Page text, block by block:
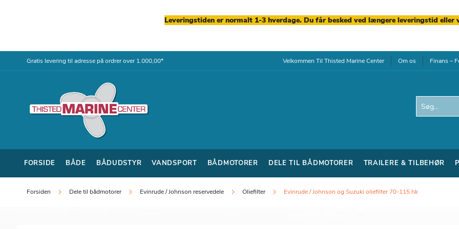
Leveringstiden er normalt 1-3 hverdage. Du får besked ved længere leveringstid eller
Gratis levering til adresse på ordrer over 1.000,00*Skip
Velkommen Til Thisted Marine Center Om os Finans –
Search
FORSIDE BÅDE BÅDUDSTYR VANDSPORT BÅDMOTORER DELE TIL BÅDMOTORER TRAILERE & TILBEHØR
Forsiden Dele til bådmotorer Evinrude / Johnson reservedele Oliefilter Evinrude / Johnson og Suzuki oliefilter 70-115 hk